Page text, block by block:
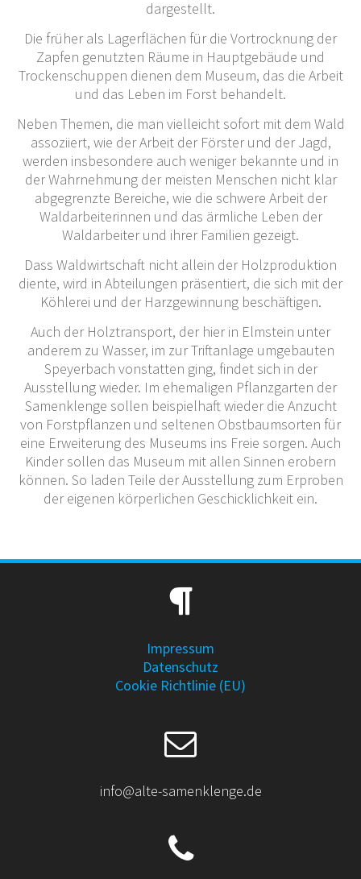
dargestellt.
Die früher als Lagerflächen für die Vortrocknung der
Zapfen genutzten Räume in Hauptgebäude und
Trockenschuppen dienen dem Museum, das die Arbeit
und das Leben im Forst behandelt.
Neben Themen, die man vielleicht sofort mit dem Wald
assoziiert, wie der Arbeit der Förster und der Jagd,
werden insbesondere auch weniger bekannte und in
der Wahrnehmung der meisten Menschen nicht klar
abgegrenzte Bereiche, wie die schwere Arbeit der
Waldarbeiterinnen und das ärmliche Leben der
Waldarbeiter und ihrer Familien gezeigt.
Dass Waldwirtschaft nicht allein der Holzproduktion
diente, wird in Abteilungen präsentiert, die sich mit der
Köhlerei und der Harzgewinnung beschäftigen.
Auch der Holztransport, der hier in Elmstein unter
anderem zu Wasser, im zur Triftanlage umgebauten
Speyerbach vonstatten ging, findet sich in der
Ausstellung wieder. Im ehemaligen Pflanzgarten der
Samenklenge sollen beispielhaft wieder die Anzucht
von Forstpflanzen und seltenen Obstbaumsorten für
eine Erweiterung des Museums ins Freie sorgen. Auch
Kinder sollen das Museum mit allen Sinnen erobern
können. So laden Teile der Ausstellung zum Erproben
der eigenen körperlichen Geschicklichkeit ein.
Impressum
Datenschutz
Cookie Richtlinie (EU)
info@alte-samenklenge.de